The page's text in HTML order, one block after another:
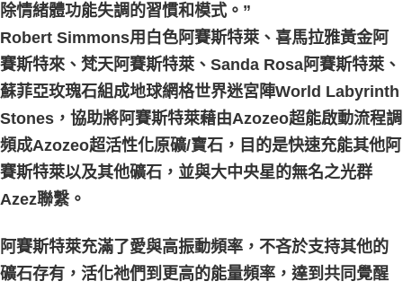
除情緒體功能失調的習慣和模式。”
Robert Simmons用白色阿賽斯特萊、喜馬拉雅黃金阿
賽斯特來、梵天阿賽斯特萊、Sanda Rosa阿賽斯特萊、
蘇菲亞玫瑰石組成地球網格世界迷宮陣World Labyrinth
Stones，協助將阿賽斯特萊藉由Azozeo超能啟動流程調
頻成Azozeo超活性化原礦/寶石，目的是快速充能其他阿
賽斯特萊以及其他礦石，並與大中央星的無名之光群
Azez聯繫。
阿賽斯特萊充滿了愛與高振動頻率，不吝於支持其他的
礦石存有，活化祂們到更高的能量頻率，達到共同覺醒